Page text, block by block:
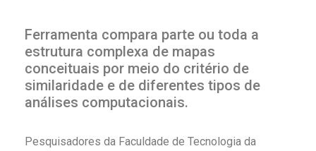
Ferramenta compara parte ou toda a
estrutura complexa de mapas
conceituais por meio do critério de
similaridade e de diferentes tipos de
análises computacionais.
Pesquisadores da Faculdade de Tecnologia da